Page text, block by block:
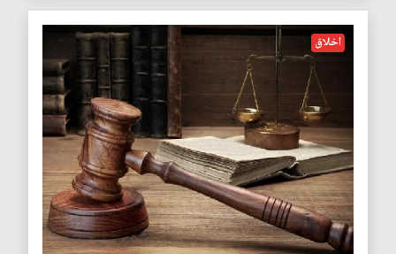
اخلاق